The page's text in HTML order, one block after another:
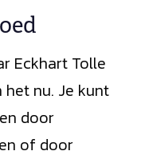
Eckhart Tolle
nu. Je kunt
door
of door